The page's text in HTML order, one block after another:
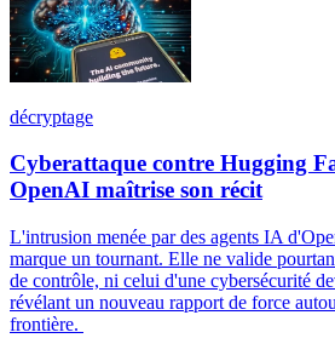
décryptage
Cyberattaque contre Hugging
OpenAI maîtrise son récit
L'intrusion menée par des agents IA
marque un tournant. Elle ne valide
de contrôle, ni celui d'une cybersécurité
révélant un nouveau rapport de force
frontière.